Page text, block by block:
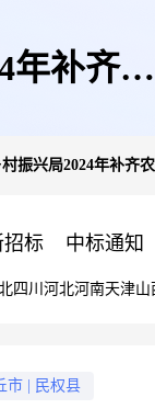
年补齐农
村振兴局2024年补齐
招标 中标通知
四川 河北河南天津山
市 民权县